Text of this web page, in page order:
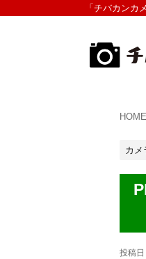
「チバカンカ
HOME
カメ
投稿日